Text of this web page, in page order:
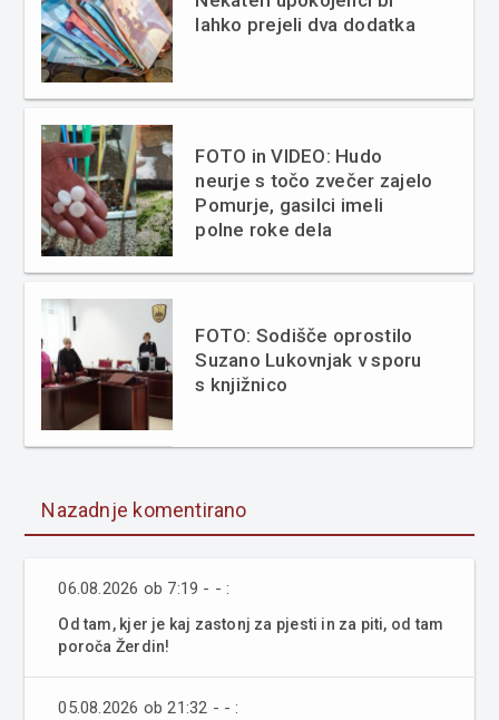
lahko prejeli dva dodatka
FOTO in VIDEO: Hudo
neurje s točo zvečer zajelo
Pomurje, gasilci imeli
polne roke dela
FOTO: Sodišče oprostilo
Suzano Lukovnjak v sporu
s knjižnico
Nazadnje komentirano
06.08.2026 ob 7:19 - - :
Od tam, kjer je kaj zastonj za pjesti in za piti, od tam
poroča Žerdin!
05.08.2026 ob 21:32 - - :